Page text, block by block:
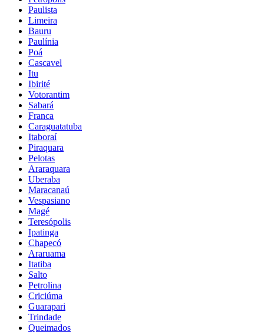
Paulista
Limeira
Bauru
Paulínia
Poá
Cascavel
Itu
Ibirité
Votorantim
Sabará
Franca
Caraguatatuba
Itaboraí
Piraquara
Pelotas
Araraquara
Uberaba
Maracanaú
Vespasiano
Magé
Teresópolis
Ipatinga
Chapecó
Araruama
Itatiba
Salto
Petrolina
Criciúma
Guarapari
Trindade
Queimados